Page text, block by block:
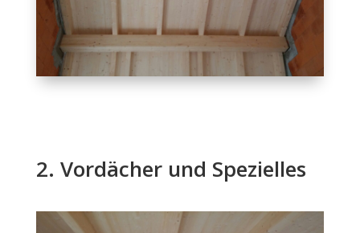
2. Vordächer und Spezielles